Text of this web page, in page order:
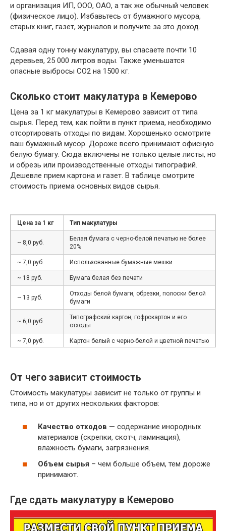
и организация ИП, ООО, ОАО, а так же обычный человек
(физическое лицо). Избавьтесь от бумажного мусора,
старых книг, газет, журналов и получите за это доход.
Сдавая одну тонну макулатуру, вы спасаете почти 10
деревьев, 25 000 литров воды. Также уменьшатся
опасные выбросы CO2 на 1500 кг.
Сколько стоит макулатура в Кемерово
Цена за 1 кг макулатуры в Кемерово зависит от типа
сырья. Перед тем, как пойти в пункт приема, необходимо
отсортировать отходы по видам. Хорошенько осмотрите
ваш бумажный мусор. Дороже всего принимают офисную
белую бумагу. Сюда включены не только целые листы, но
и обрезь или производственные отходы типографий.
Дешевле прием картона и газет. В таблице смотрите
стоимость приема основных видов сырья.
Цена за 1 кг Тип макулатуры
~ 8,0 руб.
Белая бумага с черно-белой печатью не более
20%
~ 7,0 руб. Использованные бумажные мешки
~ 18 руб. Бумага белая без печати
~ 13 руб.
Отходы белой бумаги, обрезки, полоски белой
бумаги
~ 6,0 руб.
Типографский картон, гофрокартон и его
отходы
~ 7,0 руб. Картон белый с черно-белой и цветной печатью
~ 5,5 руб.
использования газет и газетной бумаги
~ 3 руб. Бумажные гильзы, шпули, втулки
От чего зависит стоимость
Стоимость макулатуры зависит не только от группы и
типа, но и от других нескольких факторов:
Качество отходов — содержание инородных
материалов (скрепки, скотч, ламинация),
влажность бумаги, загрязнения.
Объем сырья – чем больше объем, тем дороже
принимают.
Где сдать макулатуру в Кемерово